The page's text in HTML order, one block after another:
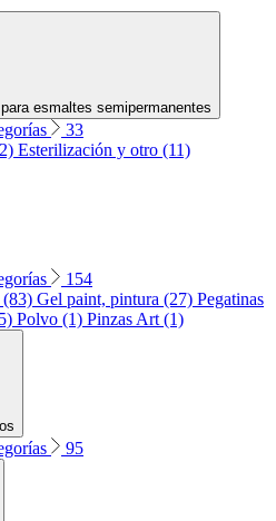
esmaltes semipermanentes
33
Esterilización y otro (11)
154
(83) Gel paint, pintura (27) Pegatinas
Polvo (1) Pinzas Art (1)
95